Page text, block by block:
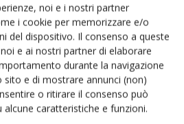
noi e i nostri partner
i cookie per memorizzare e/o
del dispositivo. Il consenso a queste
e ai nostri partner di elaborare
durante la navigazione
e di mostrare annunci (non)
o ritirare il consenso può
caratteristiche e funzioni.
risponde
e Vita agli agricoltori
Cerca adesso